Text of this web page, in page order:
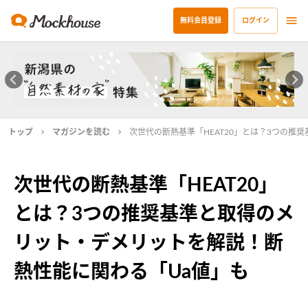
無料会員登録 ログイン
トップ マガジンを読む 次世代の断熱基準「HEAT20」とは？3つの推
次世代の断熱基準「HEAT20」
とは？3つの推奨基準と取得のメ
リット・デメリットを解説！断
熱性能に関わる「Ua値」も